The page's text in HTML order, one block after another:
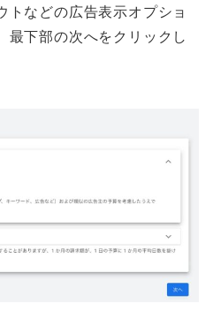
トなどの広告表示オプショ
最下部の次へをクリックし